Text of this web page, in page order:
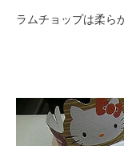
ラムチョップは柔ら